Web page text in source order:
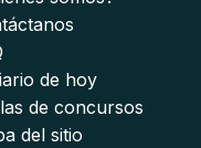
de hoy
de concursos
del sitio